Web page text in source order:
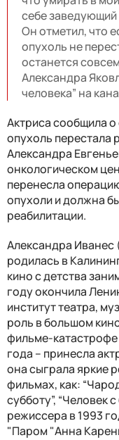
себе заведующий
Он отметил, что
опухоль не
останется
Александра
человека” на
Актриса сообщила
опухоль перестала
Александра
онкологическом
перенесла
опухоли и должна
реабилитации.
Александра
родилась в
кино с детства
году окончила
институт театра,
роль в большом
фильме-катастрофе
года – принесла
она сыграла яркие
фильмах, как:
субботу”, “Человек
режиссера в 1993
"Паром "Анна